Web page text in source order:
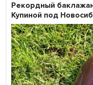
Рекордный
Купиной под